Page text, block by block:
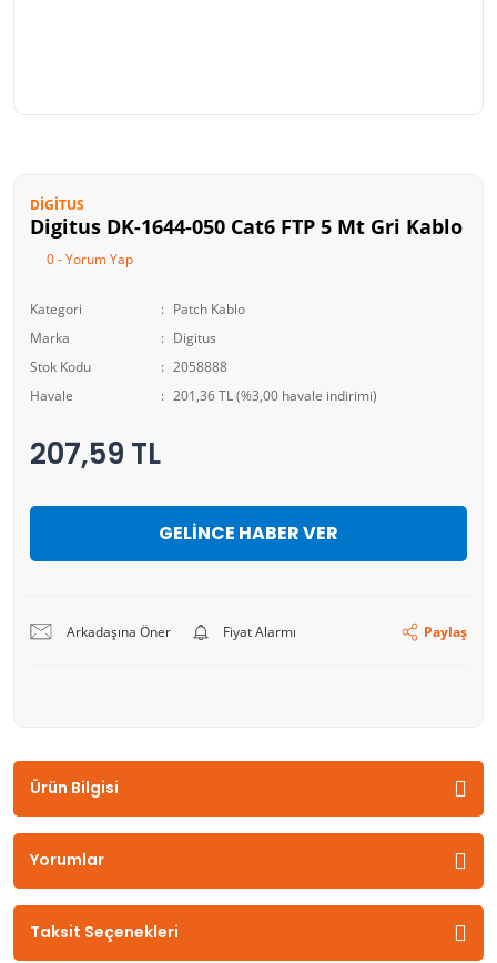
DIGITUS
Digitus DK-1644-050 Cat6 FTP 5 Mt Gri Kablo
0 - Yorum Yap
Kategori
Patch Kablo
Marka
Digitus
Stok Kodu
2058888
Havale
201,36 TL (%3,00 havale indirimi)
207,59 TL
GELİNCE HABER VER
Arkadaşına Öner Fiyat Alarmı Paylaş
Ürün Bilgisi
Yorumlar
Taksit Seçenekleri